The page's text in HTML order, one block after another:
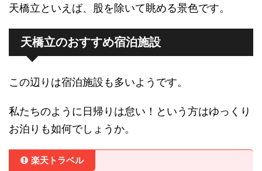
天橋立といえば、股を除いて眺める景色です。
天橋立のおすすめ宿泊施設
この辺りは宿泊施設も多いようです。
私たちのように日帰りは怠い！という方はゆっくり
お泊りも如何でしょうか。
楽天トラベル